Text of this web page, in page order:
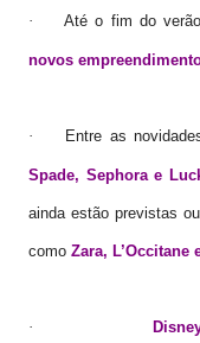
· Até o fim do
novos
· Entre as
Spade, Sephora e
ainda estão previstas
como Zara, L’Occitane
·